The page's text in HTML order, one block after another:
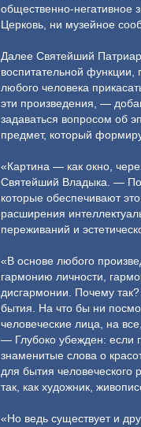
общественно-негативное
Церковь, ни музейное
Далее Святейший
воспитательной функции,
любого человека
эти произведения, —
задаваться вопросом об
предмет, который
«Картина — как окно,
Святейший Владыка. —
которые обеспечивают
расширения
переживаний и
«В основе любого
гармонию личности,
дисгармонии. Почему
бытия. На что бы ни
человеческие лица, на
— Глубоко убежден: если
знаменитые слова о
для бытия человеческого
так, как художник,
«Но ведь существует и